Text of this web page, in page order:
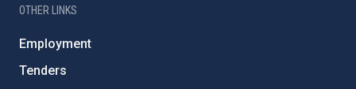
OTHER LINKS
Employment
Tenders